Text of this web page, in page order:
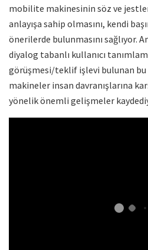
mobilite makinesinin söz ve
anlayışa sahip olmasını, kendi
önerilerde bulunmasını sağlıyor.
diyalog tabanlı kullanıcı
görüşmesi/teklif işlevi bulunan
makineler insan davranışlarına
yönelik önemli gelişmeler